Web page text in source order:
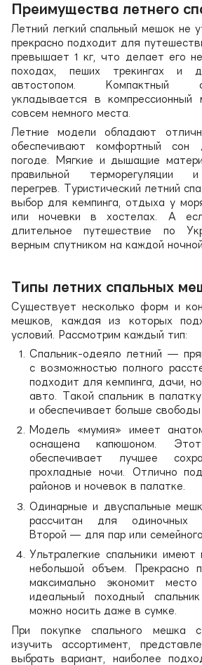
Преимущества летнего
Летний легкий спальный мешок не
прекрасно подходит для
превышает 1 кг, что делает его
походах, пеших трекингах и
автостопом. Компактный
укладывается в
совсем немного места.
Летние модели обладают
обеспечивают комфортный
погоде. Мягкие и дышащие
правильной терморегуляции
перегрев. Туристический летний
выбор для кемпинга, отдыха у
или ночевки в хостелах. А
длительное путешествие по
верным спутником на каждой
Типы летних спальных
Существует несколько форм и
мешков, каждая из которых
условий. Рассмотрим каждый тип:
Спальник-одеяло летний —
с возможностью полного
подходит для кемпинга, дачи,
авто. Такой спальник в
и обеспечивает больше свободы
Модель «мумия» имеет
оснащена капюшоном.
обеспечивает лучшее
прохладные ночи. Отлично
районов и ночевок в палатке.
Одинарные и двуспальные
рассчитан для одиночных
Второй — для пар или
Ультралегкие спальники
небольшой объем. Прекрасно
максимально экономит
идеальный походный
можно носить даже в сумке.
При покупке спального мешка
изучить ассортимент,
выбрать вариант, наиболее